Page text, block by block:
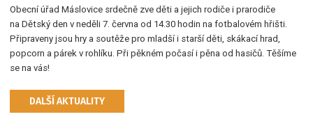
Obecní úřad Máslovice srdečně zve děti a jejich rodiče i prarodiče
na Dětský den v neděli 7. června od 14.30 hodin na fotbalovém hřišti.
Připraveny jsou hry a soutěže pro mladší i starší děti, skákací hrad,
popcorn a párek v rohlíku. Při pěkném počasí i pěna od hasičů. Těšíme
se na vás!
DALŠÍ AKTUALITY